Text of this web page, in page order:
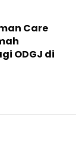
Care
ODGJ di